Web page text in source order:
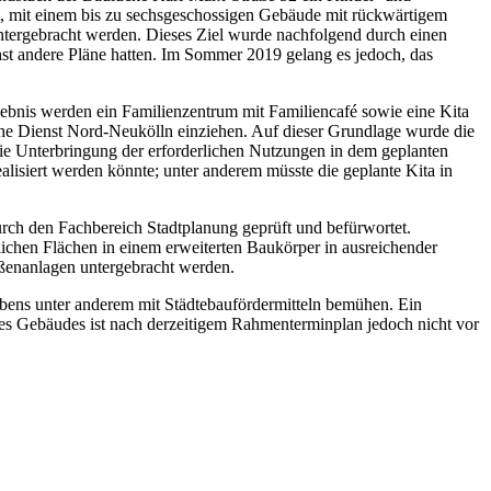
einem bis zu sechsgeschossigen Gebäude mit rückwärtigem
werden. Dieses Ziel wurde nachfolgend durch einen
andere Pläne hatten. Im Sommer 2019 gelang es jedoch, das
werden ein Familienzentrum mit Familiencafé sowie eine Kita
Dienst Nord-Neukölln einziehen. Auf dieser Grundlage wurde die
Unterbringung der erforderlichen Nutzungen in dem geplanten
werden könnte; unter anderem müsste die geplante Kita in
den Fachbereich Stadtplanung geprüft und befürwortet.
Flächen in einem erweiterten Baukörper in ausreichender
untergebracht werden.
unter anderem mit Städtebaufördermitteln bemühen. Ein
ist nach derzeitigem Rahmenterminplan jedoch nicht vor